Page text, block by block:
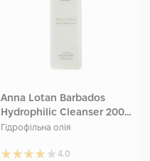
Anna Lotan Barbados
Hydrophilic Cleanser 200
мл
Гідрофільна олія
4.0